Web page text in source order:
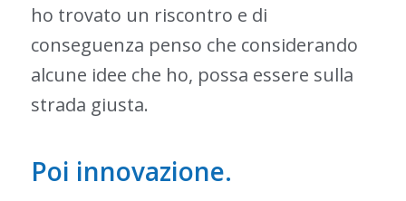
ho trovato un riscontro e di
conseguenza penso che considerando
alcune idee che ho, possa essere sulla
strada giusta.
Poi innovazione.